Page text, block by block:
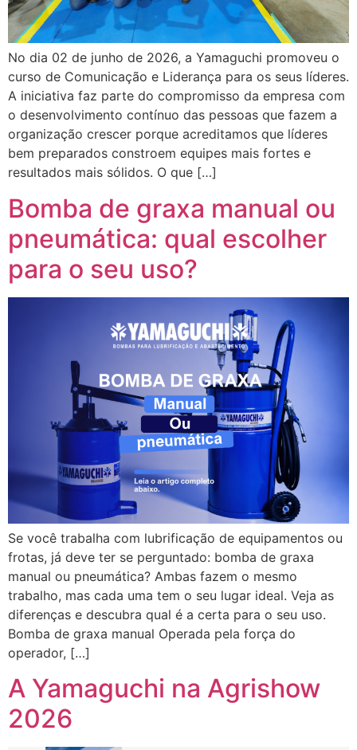
No dia 02 de junho de 2026, a Yamaguchi promoveu o
curso de Comunicação e Liderança para os seus líderes.
A iniciativa faz parte do compromisso da empresa com
o desenvolvimento contínuo das pessoas que fazem a
organização crescer porque acreditamos que líderes
bem preparados constroem equipes mais fortes e
resultados mais sólidos. O que […]
Bomba de graxa manual ou
pneumática: qual escolher
para o seu uso?
Se você trabalha com lubrificação de equipamentos ou
frotas, já deve ter se perguntado: bomba de graxa
manual ou pneumática? Ambas fazem o mesmo
trabalho, mas cada uma tem o seu lugar ideal. Veja as
diferenças e descubra qual é a certa para o seu uso.
Bomba de graxa manual Operada pela força do
operador, […]
A Yamaguchi na Agrishow
2026